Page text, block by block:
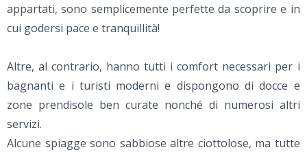
appartati, sono semplicemente perfette da scoprire e in
cui godersi pace e tranquillità!
Altre, al contrario, hanno tutti i comfort necessari per i
bagnanti e i turisti moderni e dispongono di docce e
zone prendisole ben curate nonché di numerosi altri
servizi.
Alcune spiagge sono sabbiose altre ciottolose, ma tutte